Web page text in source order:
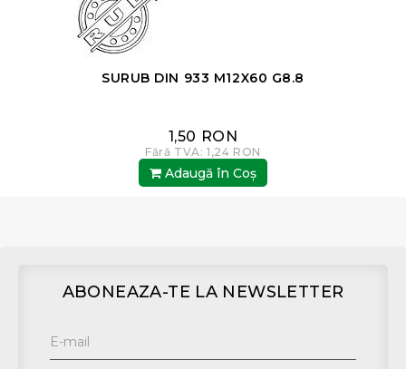
SURUB DIN 933 M12X60 G8.8
1,50 RON
Fără TVA: 1,24 RON
Adaugă în Coş
ABONEAZA-TE LA NEWSLETTER